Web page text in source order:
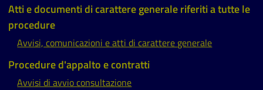
Atti e documenti di carattere generale riferiti a tutte le
procedure
Avvisi, comunicazioni e atti di carattere generale
Procedure d'appalto e contratti
Avvisi di avvio consultazione